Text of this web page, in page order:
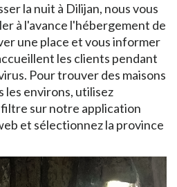
la nuit à Dilijan, nous vous
à l'avance l'hébergement de
une place et vous informer
les clients pendant
Pour trouver des maisons
les environs, utilisez
sur notre application
et sélectionnez la province